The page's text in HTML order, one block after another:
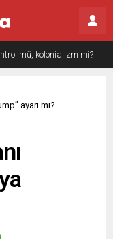
mü, kolonializm mi?
ayarı mı?